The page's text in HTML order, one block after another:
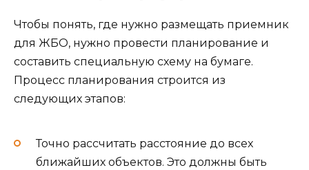
Чтобы понять, где нужно размещать приемник
для ЖБО, нужно провести планирование и
составить специальную схему на бумаге.
Процесс планирования строится из
следующих этапов:
Точно рассчитать расстояние до всех
ближайших объектов. Это должны быть